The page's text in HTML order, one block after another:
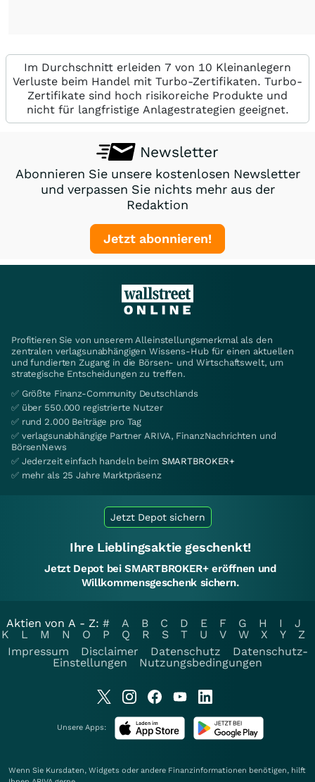
Im Durchschnitt erleiden 7 von 10 Kleinanlegern
Verluste beim Handel mit Turbo-Zertifikaten. Turbo-
Zertifikate sind hoch risikoreiche Produkte und
nicht für langfristige Anlagestrategien geeignet.
Newsletter
Abonnieren Sie unsere kostenlosen Newsletter
und verpassen Sie nichts mehr aus der
Redaktion
Jetzt abonnieren!
Profitieren Sie von unserem Alleinstellungsmerkmal als den
zentralen verlagsunabhängigen Wissens-Hub für einen aktuellen
und fundierten Zugang in die Börsen- und Wirtschaftswelt, um
strategische Entscheidungen zu treffen.
✅ Größte Finanz-Community Deutschlands
✅ über 550.000 registrierte Nutzer
✅ rund 2.000 Beiträge pro Tag
✅ verlagsunabhängige Partner ARIVA, FinanzNachrichten und
BörsenNews
✅ Jederzeit einfach handeln beim SMARTBROKER+
✅ mehr als 25 Jahre Marktpräsenz
Jetzt Depot sichern
Ihre Lieblingsaktie geschenkt!
Jetzt Depot bei SMARTBROKER+ eröffnen und
Willkommensgeschenk sichern.
Aktien von A - Z: # A B C D E F G H I
J
K
L M N O P Q R S T U V W X Y
Z
Impressum
Disclaimer Datenschutz
Datenschutz-
Einstellungen
Nutzungsbedingungen
Unsere Apps:
Wenn Sie Kursdaten, Widgets oder andere Finanzinformationen benötigen, hilft